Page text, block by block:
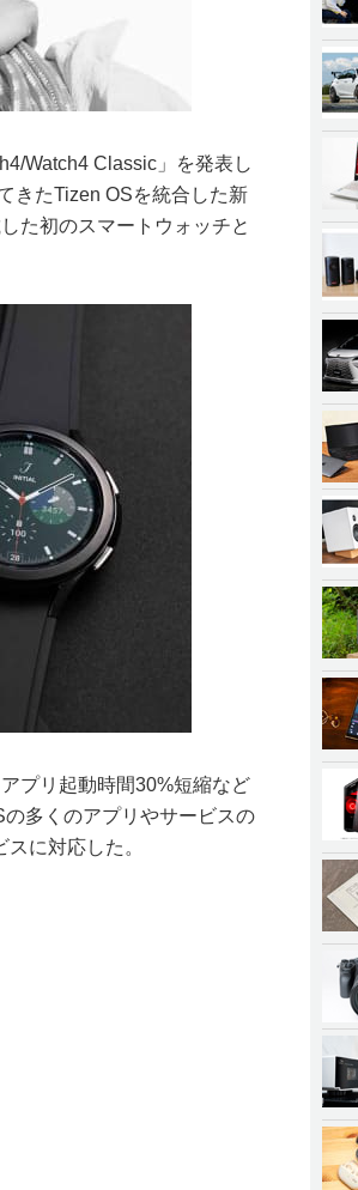
Watch4 Classic」を発表し
きたTizen OSを統合した新
た初のスマートウォッチと
プリ起動時間30%短縮など
多くのアプリやサービスの
に対応した。